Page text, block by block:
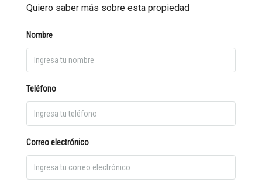
Quiero saber más sobre esta propiedad
Nombre
Teléfono
Correo electrónico